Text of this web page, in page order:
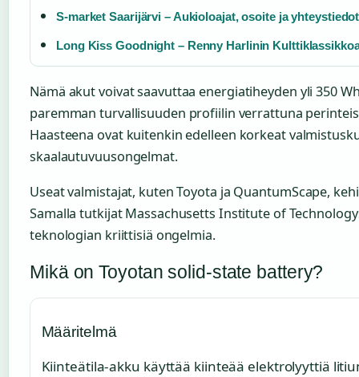
S-market Saarijärvi – Aukioloajat, osoite ja yhteystiedot
Long Kiss Goodnight – Renny Harlinin
Nämä akut voivat saavuttaa energiatiheyden yli 350
paremman turvallisuuden profiilin verrattuna
Haasteena ovat kuitenkin edelleen korkeat
skaalautuvuusongelmat.
Useat valmistajat, kuten Toyota ja QuantumScape,
Samalla tutkijat Massachusetts Institute of
teknologian kriittisiä ongelmia.
Mikä on Toyotan solid-state battery?
Määritelmä
Kiinteätila-akku käyttää kiinteää elektrolyyttiä